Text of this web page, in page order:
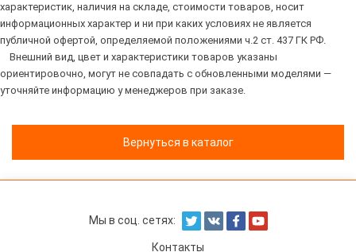
характеристик, наличия на складе, стоимости товаров, носит
информационных характер и ни при каких условиях не является
публичной офертой, определяемой положениями ч.2 ст. 437 ГК РФ.
Внешний вид, цвет и характеристики товаров указаны
ориентировочно, могут не совпадать с обновленными моделями —
уточняйте информацию у менеджеров при заказе.
Вернуться в каталог
Мы в соц. сетях:
Контакты